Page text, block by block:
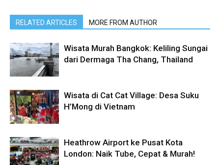
RELATED ARTICLES MORE FROM AUTHOR
Wisata Murah Bangkok: Keliling Sungai
dari Dermaga Tha Chang, Thailand
Wisata di Cat Cat Village: Desa Suku
H’Mong di Vietnam
Heathrow Airport ke Pusat Kota
London: Naik Tube, Cepat & Murah!